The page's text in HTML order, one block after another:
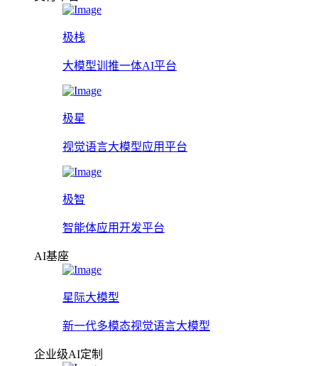
极栈
大模型训推一体AI平台
极星
视觉语言大模型应用平台
极智
智能体应用开发平台
AI基座
星际大模型
新一代多模态视觉语言大模型
企业级AI定制